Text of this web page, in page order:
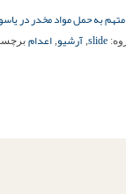
به حمل مواد مخدر در
slide
, آرشیو, اعدام